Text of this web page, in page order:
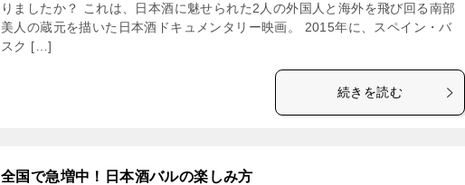
りましたか？ これは、日本酒に魅せられた2人の外国人と海外を飛び回る南部
美人の蔵元を描いた日本酒ドキュメンタリー映画。 2015年に、スペイン・バ
スク […]
続きを読む
全国で急増中！日本酒バルの楽しみ方